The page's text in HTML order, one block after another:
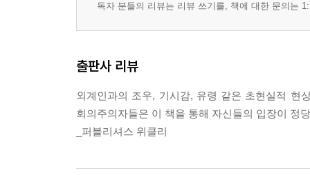
독자 분들의 리뷰는 리뷰 쓰기를, 책에 대한 문의는
출판사 리뷰
외계인과의 조우, 기시감, 유령 같은 초현실적 현
회의주의자들은 이 책을 통해 자신들의 입장이 정
_퍼블리셔스 위클리